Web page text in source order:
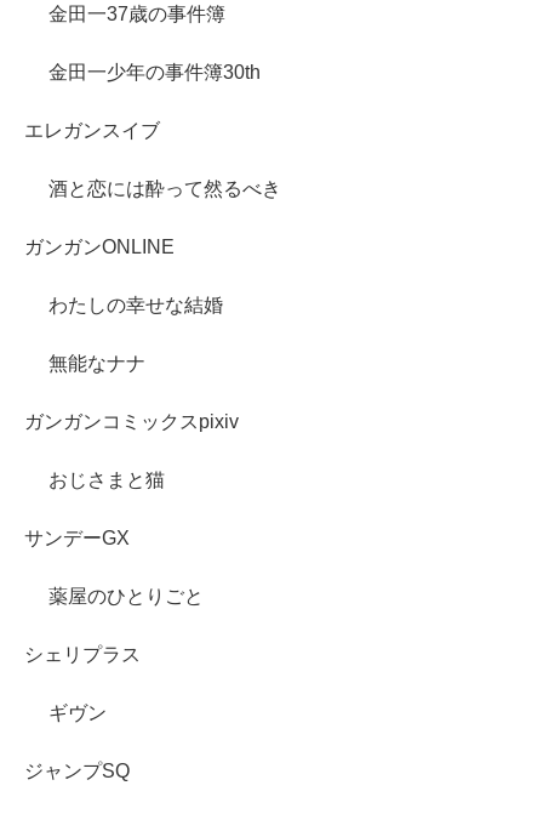
金田一37歳の事件簿
金田一少年の事件簿30th
エレガンスイブ
酒と恋には酔って然るべき
ガンガンONLINE
わたしの幸せな結婚
無能なナナ
ガンガンコミックスpixiv
おじさまと猫
サンデーGX
薬屋のひとりごと
シェリプラス
ギヴン
ジャンプSQ